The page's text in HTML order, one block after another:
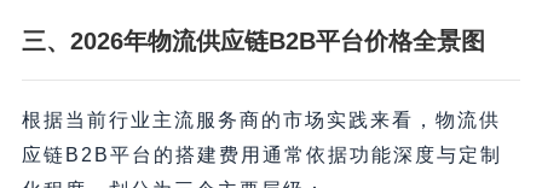
三、2026年物流供应链B2B平台价格全景图
根据当前行业主流服务商的市场实践来看，物流供
应链B2B平台的搭建费用通常依据功能深度与定制